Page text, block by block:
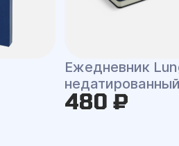
Ежедневник
480 ₽